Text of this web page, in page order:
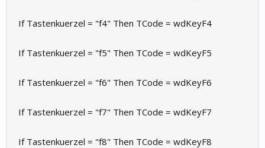
If Tastenkuerzel = "f4" Then TCode = wdKeyF4
If Tastenkuerzel = "f5" Then TCode = wdKeyF5
If Tastenkuerzel = "f6" Then TCode = wdKeyF6
If Tastenkuerzel = "f7" Then TCode = wdKeyF7
If Tastenkuerzel = "f8" Then TCode = wdKeyF8